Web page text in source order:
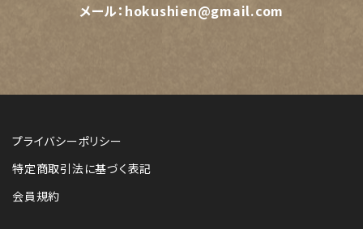
メール： hokushien@gmail.com
プライバシーポリシー
特定商取引法に基づく表記
会員規約